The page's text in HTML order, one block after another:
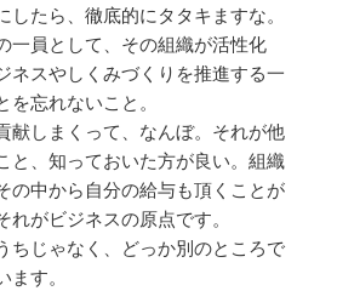
したら、徹底的にタタキますな。
一員として、その組織が活性化
ネスやしくみづくりを推進する一
忘れないこと。
献しまくって、なんぼ。それが他
と、知っておいた方が良い。組織
の中から自分の給与も頂くことが
れがビジネスの原点です。
ちじゃなく、どっか別のところで
す。